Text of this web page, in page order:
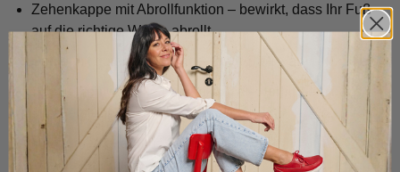
Zehenkappe mit Abrollfunktion – bewirkt, dass Ihr Fuß
auf die richtige Weise abrollt
Sohle mit guter Dämpfung – fängt Stöße ab
Speziell entwickelte Fersenkappe – verhindert, dass
Ihre Ferse herausrutscht
Handgefertigt durch unsere Fachleute – höchste
Qualität garantiert